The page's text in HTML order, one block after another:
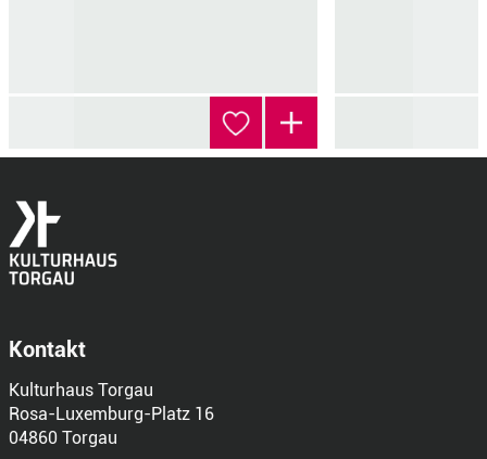
Kontakt
Kulturhaus Torgau
Rosa-Luxemburg-Platz 16
04860 Torgau